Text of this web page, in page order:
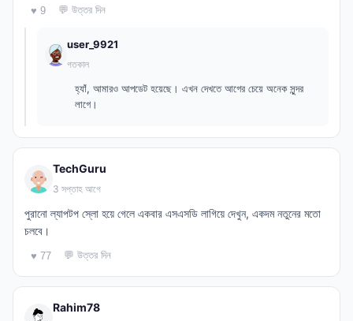
♥ 9 💬 উত্তর দিন
user_9921
গতকাল
হ্যাঁ, আমারও আপডেট হয়েছে। এখন দেখতে আগের চেয়ে অনেক সুন্দর
লাগে।
TechGuru
3 সপ্তাহ আগে
পুরানো ল্যাপটপ স্লো হয়ে গেলে একবার এসএসডি লাগিয়ে দেখুন, একদম নতুনের মতো
চলবে।
♥ 77 💬 উত্তর দিন
Rahim78